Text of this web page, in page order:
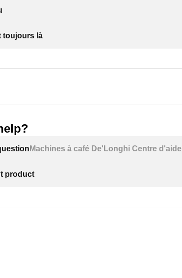
toujours là
Machines à café De'Longhi Centre d'aide
product